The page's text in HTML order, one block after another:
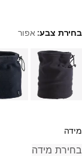
בחירת צבע: אפור
Choose a variant
מידה